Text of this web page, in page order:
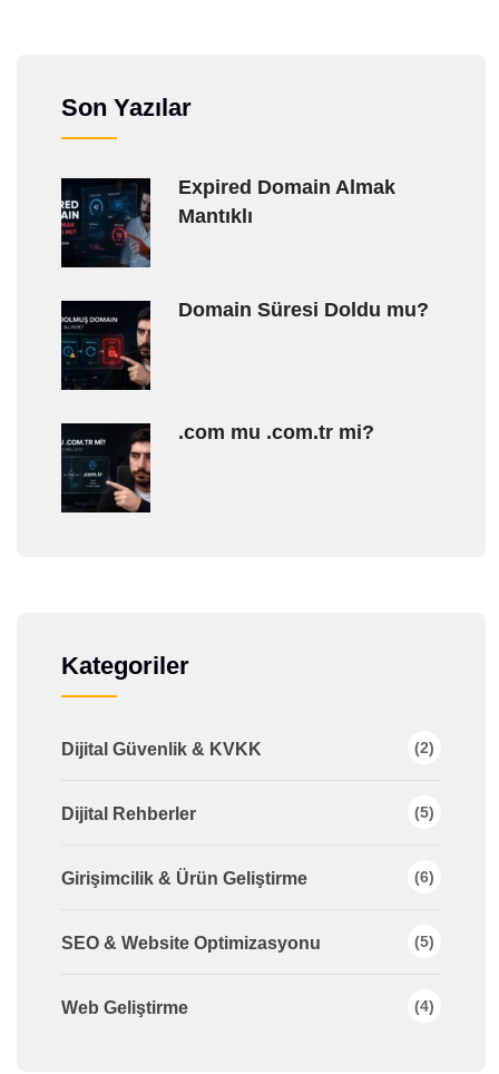
Son Yazılar
Expired Domain Almak
Mantıklı
Domain Süresi Doldu mu?
.com mu .com.tr mi?
Kategoriler
Dijital Güvenlik & KVKK (2)
Dijital Rehberler (5)
Girişimcilik & Ürün Geliştirme (6)
SEO & Website Optimizasyonu (5)
Web Geliştirme (4)